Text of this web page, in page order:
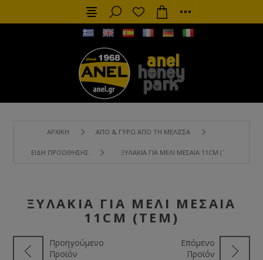
ΑΡΧΙΚΉ ΑΠΌ & ΓΎΡΩ ΑΠΌ ΤΗ ΜΈΛΙΣΣΑ
ΕΊΔΗ ΠΡΟΏΘΗΣΗΣ ΞΥΛΆΚΙΑ ΓΙΑ ΜΈΛΙ ΜΕΣΑΊΑ 11CM (ΤΕΜ)
ΞΥΛΆΚΙΑ ΓΙΑ ΜΈΛΙ ΜΕΣΑΊΑ
11CM (ΤΕΜ)
Προηγούμενο
Προϊόν
Επόμενο
Προϊόν